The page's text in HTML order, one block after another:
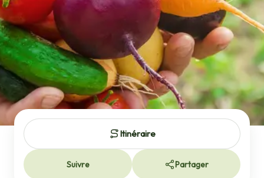
Itinéraire
Suivre Partager